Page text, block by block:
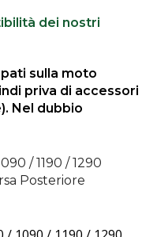
dei nostri
sulla moto
priva di accessori
Nel dubbio
/ 1190 / 1290
Posteriore